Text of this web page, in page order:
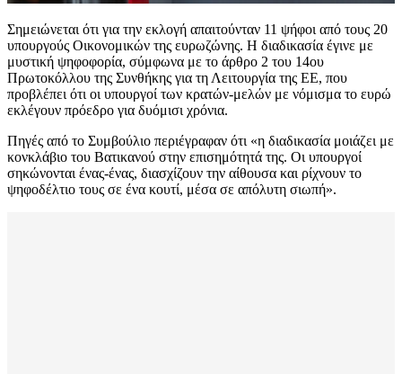
Σημειώνεται ότι για την εκλογή απαιτούνταν 11 ψήφοι από τους 20
υπουργούς Οικονομικών της ευρωζώνης. Η διαδικασία έγινε με
μυστική ψηφοφορία, σύμφωνα με το άρθρο 2 του 14ου
Πρωτοκόλλου της Συνθήκης για τη Λειτουργία της ΕΕ, που
προβλέπει ότι οι υπουργοί των κρατών-μελών με νόμισμα το ευρώ
εκλέγουν πρόεδρο για δυόμισι χρόνια.
Πηγές από το Συμβούλιο περιέγραφαν ότι «η διαδικασία μοιάζει με
κονκλάβιο του Βατικανού στην επισημότητά της. Οι υπουργοί
σηκώνονται ένας-ένας, διασχίζουν την αίθουσα και ρίχνουν το
ψηφοδέλτιο τους σε ένα κουτί, μέσα σε απόλυτη σιωπή».